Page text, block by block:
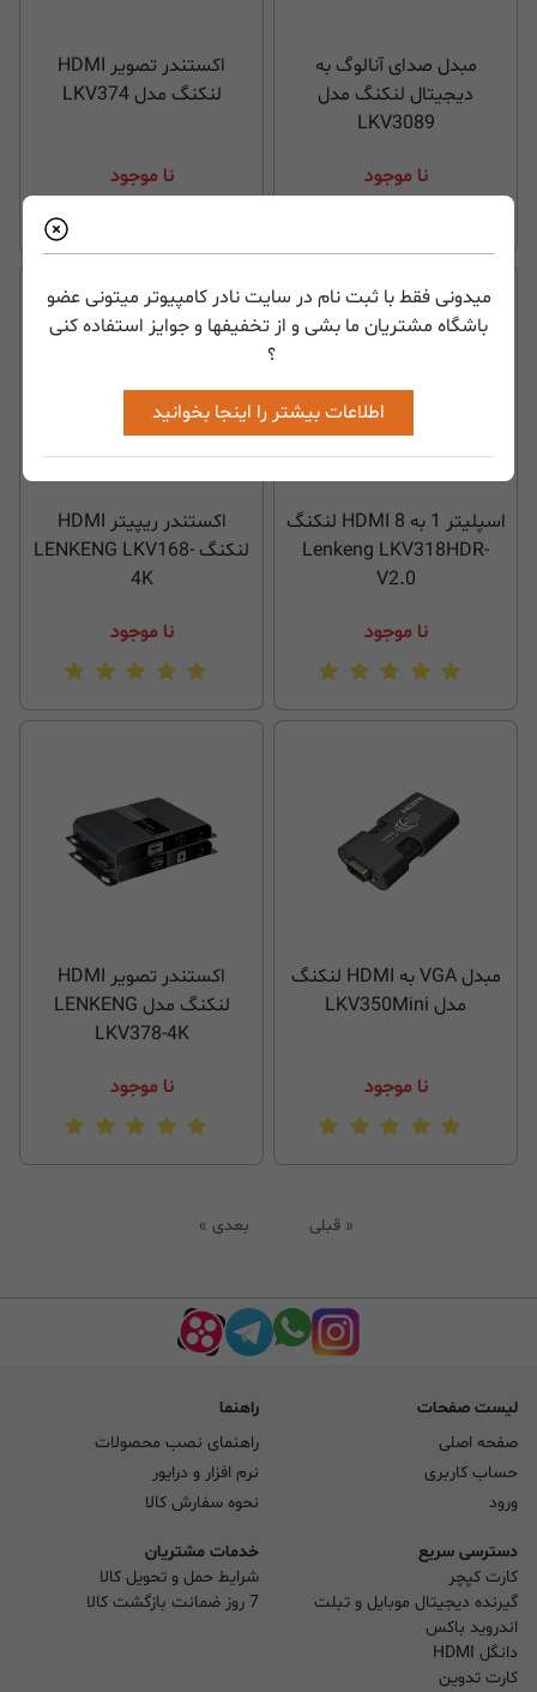
میدونی فقط با ثبت نام در سایت نادر کامپیوتر میتونی عضو
باشگاه مشتریان ما بشی و از تخفیفها و جوایز استفاده کنی
؟
اطلاعات بیشتر را اینجا بخوانید
مبدل صدای آنالوگ به
دیجیتال لنکنگ مدل
LKV3089
نا موجود
اکستندر تصویر HDMI
لنکنگ مدل LKV374
نا موجود
اسپلیتر 1 به 8 HDMI لنکنگ
Lenkeng LKV318HDR-
V2.0
نا موجود
اکستندر ریپیتر HDMI
لنکنگ LENKENG LKV168-
4K
نا موجود
مبدل VGA به HDMI لنکنگ
مدل LKV350Mini
نا موجود
اکستندر تصویر HDMI
لنکنگ مدل LENKENG
LKV378-4K
نا موجود
« قبلی بعدی »
لیست صفحات
صفحه اصلی
حساب کاربری
ورود
راهنما
راهنمای نصب محصولات
نرم افزار و درایور
نحوه سفارش کالا
دسترسی سریع
کارت کپچر
گیرنده دیجیتال موبایل و تبلت
اندروید باکس
دانگل HDMI
کارت تدوین
خدمات مشتریان
شرایط حمل و تحویل کالا
7 روز ضمانت بازگشت کالا